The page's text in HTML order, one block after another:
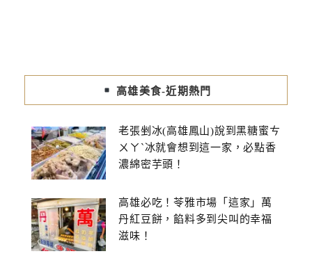
高雄美食-近期熱門
老張剉冰(高雄鳳山)說到黑糖蜜ㄘ
ㄨㄚˋ冰就會想到這一家，必點香
濃綿密芋頭！
高雄必吃！苓雅市場「這家」萬
丹紅豆餅，餡料多到尖叫的幸福
滋味！